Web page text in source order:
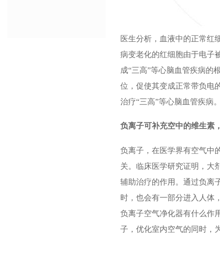
医生分析，血液中的正常红
病变老化的红细胞由于电子
成“三高”等心脑血管疾病的
位，促使其变成正常带负电
治疗“三高”等心脑血管疾病
负离子可补充空中的维生素
负离子，在医学界有空气中
关。临床医学研究证明，大
辅助治疗的作用。通过负离
时，也会有一部分进入人体
负离子空气净化器有什么
子，优化室内空气的同时，